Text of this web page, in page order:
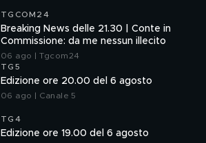
TGCOM24
Breaking News delle 21.30 | Conte in
Commissione: da me nessun illecito
06 ago | Tgcom24
TG5
Edizione ore 20.00 del 6 agosto
06 ago | Canale 5
TG4
Edizione ore 19.00 del 6 agosto